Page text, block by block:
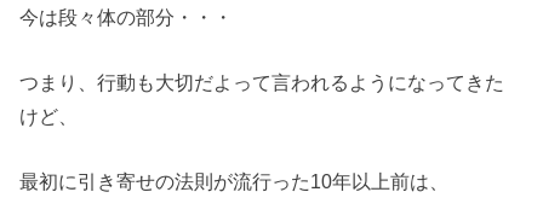
今は段々体の部分・・・
つまり、行動も大切だよって言われるようになってきた
けど、
最初に引き寄せの法則が流行った10年以上前は、